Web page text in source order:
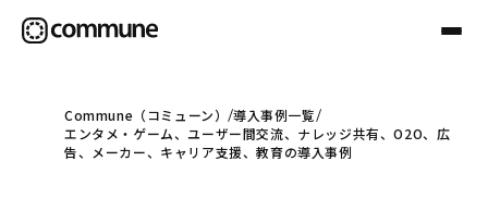
Communeについて
Commune（コミューン）
導入事例一覧
エンタメ・ゲーム、ユーザー間交流、ナレッジ共有、O2O、広
告、メーカー、キャリア支援、教育の導入事例